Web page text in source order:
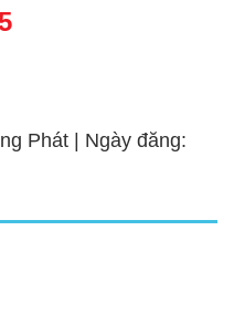
Phát | Ngày đăng: